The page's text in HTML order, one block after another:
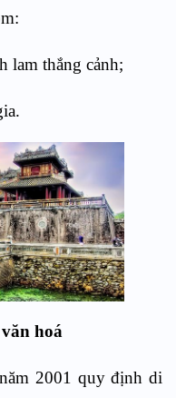
lam thắng cảnh;
hoá
2001 quy định di